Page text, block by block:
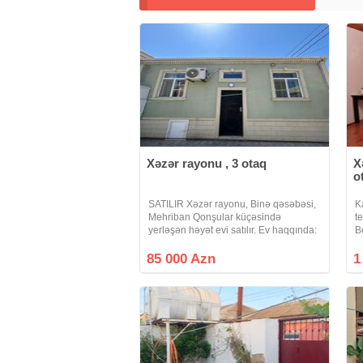
Xəzər rayonu , 3 otaq
SATILIR Xəzər rayonu, Binə qəsəbəsi,
Mehriban Qonşular küçəsində
yerləşən həyət evi satılır. Ev haqqında:
Həyətə 1 avtomobil rahatlıqla daxil ola
85 000 Azn